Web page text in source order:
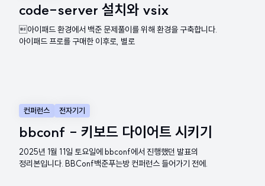
code-server 설치와 vsix
아이패드 환경에서 백준 문제풀이를 위해 환경을 구축합니다.
아이패드 프로를 구매한 이후로, 별로
컨퍼런스 전자기기
bbconf - 키보드 다이어트 시키기
2025년 1월 11일 토요일에 bbconf에서 진행했던 발표의
정리본입니다. BBConf백준푸는방 컨퍼런스 들어가기 전에.